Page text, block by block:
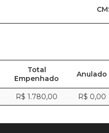
Total
Empenhado
Anulado
R$ 1.780,00 R$ 0,00